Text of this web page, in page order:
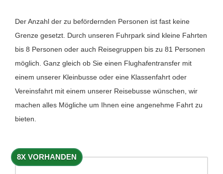
Der Anzahl der zu befördernden Personen ist fast keine
Grenze gesetzt. Durch unseren Fuhrpark sind kleine Fahrten
bis 8 Personen oder auch Reisegruppen bis zu 81 Personen
möglich. Ganz gleich ob Sie einen Flughafentransfer mit
einem unserer Kleinbusse oder eine Klassenfahrt oder
Vereinsfahrt mit einem unserer Reisebusse wünschen, wir
machen alles Mögliche um Ihnen eine angenehme Fahrt zu
bieten.
8X VORHANDEN